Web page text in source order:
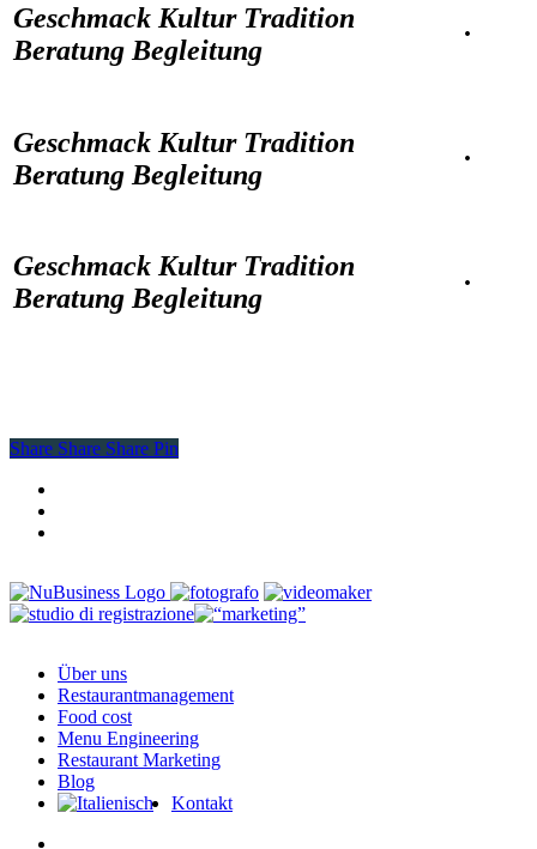
Geschmack Kultur Tradition
Beratung Begleitung
·
Geschmack Kultur Tradition
Beratung Begleitung
·
Geschmack Kultur Tradition
Beratung Begleitung
·
Share
Share Share Share Pin
Close
Menu
Über uns
Restaurantmanagement
Food cost
Menu Engineering
Restaurant Marketing
Blog
Kontakt